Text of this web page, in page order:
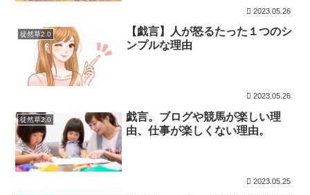
2023.05.26
徒然草2.0
【戯言】人が怒るたった１つのシ
ンプルな理由
2023.05.26
徒然草2.0
戯言。ブログや競馬が楽しい理
由、仕事が楽しくない理由。
2023.05.25